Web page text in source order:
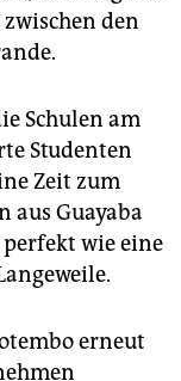
den
Schulen am
Studenten
Zeit zum
Guayaba
wie eine
erneut